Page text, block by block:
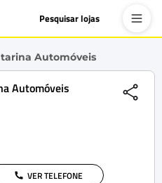
Pesquisar lojas
Automóveis
Automóveis
VER TELEFONE